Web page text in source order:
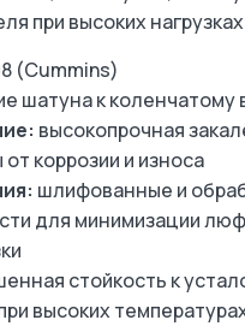
при высоких
(Cummins)
шатуна к коленчатому
высокопрочная
коррозии и износа
шлифованные и
для минимизации
стойкость к
высоких